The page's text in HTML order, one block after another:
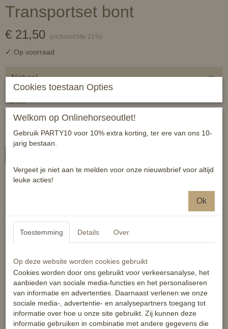
Transportset bont
€ 21,50 (inclusief btw 21%)
✓ Op voorraad
Aantal
Set van 4 lamsvellen bontjes.
Biedt extra comfort tijdens transport en beschermt paarden met
een gevoelige huid.
One size.
Kleur naturel of bruin.
Reacties
Cookies toestaan Opties
Welkom op Onlinehorseoutlet!
Gebruik PARTY10 voor 10% extra korting, ter ere van ons 10-
jarig bestaan.
Vergeet je niet aan te melden voor onze nieuwsbrief voor altijd
leuke acties!
Ok
Toestemming Details Over
Op deze website worden cookies gebruikt
Cookies worden door ons gebruikt voor verkeersanalyse, het
aanbieden van sociale media-functies en het personaliseren
van informatie en advertenties. Daarnaast verlenen we onze
sociale media-, advertentie- en analysepartners toegang tot
informatie over hoe u onze site gebruikt. Zij kunnen deze
informatie gebruiken in combinatie met andere gegevens die